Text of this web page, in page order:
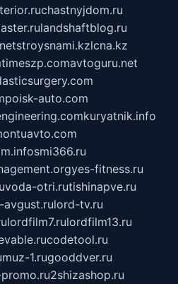
chastnyjdom.ru
landshaftblog.ru
stroysnami.kzlcna.kz
timeszp.comavtoguru.net
poisk-auto.com
kuryatnik.info
smi366.ru
yes-fitness.ru
voda-otri.rutishinapve.ru
lord-tv.ru
lordfilm7.rulordfilm13.ru
codetool.ru
muz-1.rugooddver.ru
2shizashop.ru